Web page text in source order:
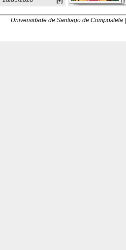
Universidade de Santiago de